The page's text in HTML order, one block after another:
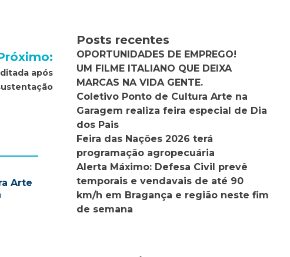
após
Arte
Posts recentes
OPORTUNIDADES DE EMPREGO!
UM FILME ITALIANO QUE DEIXA
MARCAS NA VIDA GENTE.
Coletivo Ponto de Cultura Arte na
Garagem realiza feira especial de Dia
dos Pais
Feira das Nações 2026 terá
programação agropecuária
Alerta Máximo: Defesa Civil prevê
temporais e vendavais de até 90
km/h em Bragança e região neste fim
de semana